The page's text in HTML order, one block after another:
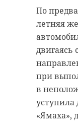
По
летняя
двигаясь
при
в
уступила
«Ямаха»,